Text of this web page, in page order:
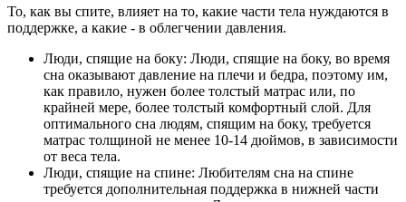
То, как вы спите, влияет на то, какие части тела нуждаются в
поддержке, а какие - в облегчении давления.
Люди, спящие на боку: Люди, спящие на боку, во время
сна оказывают давление на плечи и бедра, поэтому им,
как правило, нужен более толстый матрас или, по
крайней мере, более толстый комфортный слой. Для
оптимального сна людям, спящим на боку, требуется
матрас толщиной не менее 10-14 дюймов, в зависимости
от веса тела.
Люди, спящие на спине: Любителям сна на спине
требуется дополнительная поддержка в нижней части